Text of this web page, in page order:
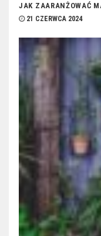
JAK ZAARANŻOWAĆ
21 CZERWCA 2024